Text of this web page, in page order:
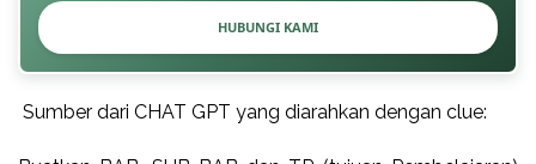
HUBUNGI KAMI
Sumber dari CHAT GPT yang diarahkan dengan clue: